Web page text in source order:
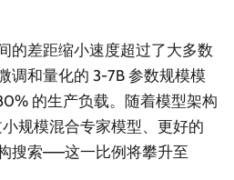
的差距缩小速度超过了大多数
调和量化的 3-7B 参数规模模
的生产负载。随着模型架构
规模混合专家模型、更好的
搜索——这一比例将攀升至